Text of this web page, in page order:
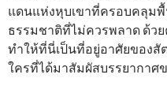
แดนแห่งหุบเขาที่ครอบคลุม
ธรรมชาติที่ไม่ควรพลาด ด้
ทำให้ที่นี่เป็นที่อยู่อาศัยของสั
ใครที่ได้มาสัมผัสบรรยากาศ